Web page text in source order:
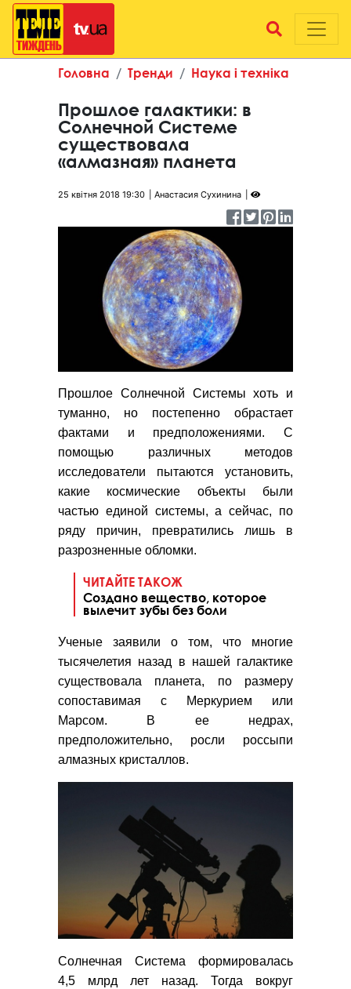
Головна Тренди Наука і техніка
Прошлое галактики: в
Солнечной Системе
существовала
«алмазная» планета
25 квітня 2018 19:30 Анастасия Сухинина
Прошлое Солнечной Системы хоть и
туманно, но постепенно обрастает
фактами и предположениями. С
помощью различных методов
исследователи пытаются установить,
какие космические объекты были
частью единой системы, а сейчас, по
ряду причин, превратились лишь в
разрозненные обломки.
ЧИТАЙТЕ ТАКОЖ
Создано вещество, которое
вылечит зубы без боли
Ученые заявили о том, что многие
тысячелетия назад в нашей галактике
существовала планета, по размеру
сопоставимая с Меркурием или
Марсом. В ее недрах,
предположительно, росли россыпи
алмазных кристаллов.
Солнечная Система формировалась
4,5 млрд лет назад. Тогда вокруг